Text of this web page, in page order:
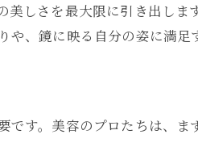
しさを最大限に引き出しま
、鏡に映る自分の姿に満足
す。美容のプロたちは、ま